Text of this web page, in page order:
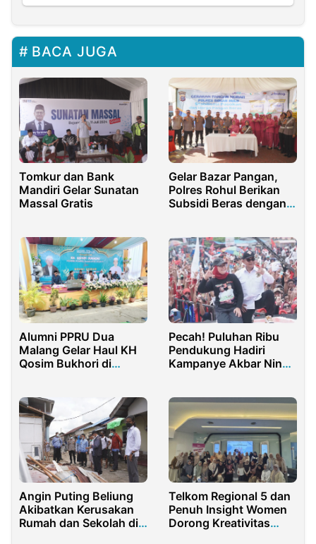
BACA JUGA
Tomkur dan Bank
Mandiri Gelar Sunatan
Massal Gratis
Gelar Bazar Pangan,
Polres Rohul Berikan
Subsidi Beras dengan
Alumni PPRU Dua
Malang Gelar Haul KH
Qosim Bukhori di
Pecah! Puluhan Ribu
Pendukung Hadiri
Kampanye Akbar Nina-
Angin Puting Beliung
Akibatkan Kerusakan
Rumah dan Sekolah di
Telkom Regional 5 dan
Penuh Insight Women
Dorong Kreativitas